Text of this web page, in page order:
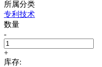
所属分类
专利技术
数量
-
+
库存: